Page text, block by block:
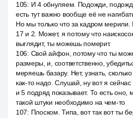
105: И 4 обнуляем. Подожди,
есть тут важно вообще её не
Но мы только что за кадром
17 и 2. Может, я потому что
выглядит, ты можешь померит.
106: Свой айфон, потому что ты
размеры, и, соответственно,
меряешь базару. Нет, узнать,
как-то надо. Слушай, ну вот я
и 5 подряд показывает. То есть оно,
такой штуки необходимо на чем-то
107: Плоском. Типа, вот так вот ты